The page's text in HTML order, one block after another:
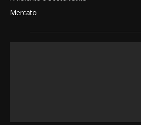
Mercato